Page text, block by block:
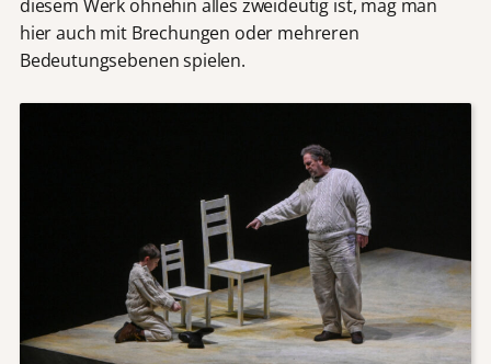
diesem Werk ohnehin alles zweideutig ist, mag man
hier auch mit Brechungen oder mehreren
Bedeutungsebenen spielen.